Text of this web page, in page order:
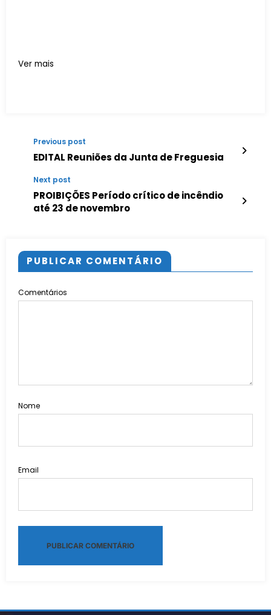
Ver mais
Previous post
EDITAL Reuniões da Junta de Freguesia
Next post
PROIBIÇÕES Período crítico de incêndio
até 23 de novembro
PUBLICAR COMENTÁRIO
Comentários
Nome
Email